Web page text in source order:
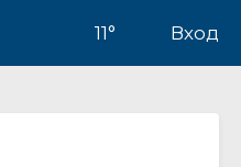
11° Вход